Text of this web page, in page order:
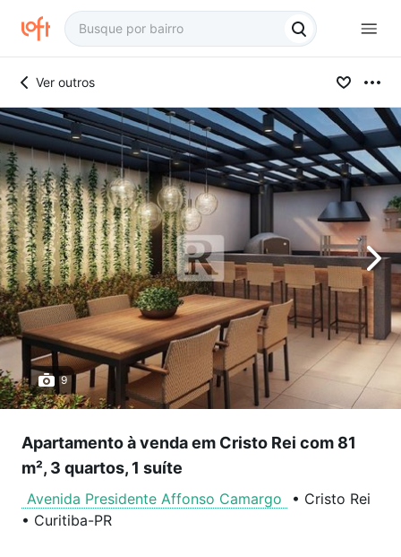
Ver outros
9
Apartamento à venda em Cristo Rei com 81
m², 3 quartos, 1 suíte
Avenida Presidente Affonso Camargo • Cristo Rei
• Curitiba-PR